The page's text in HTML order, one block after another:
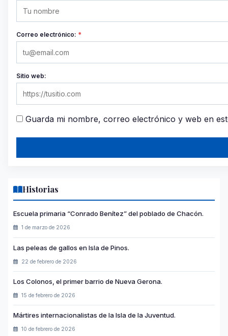
Correo electrónico: *
Sitio web:
Guarda mi nombre, correo electrónico y web en
Historias
Escuela primaria “Conrado Benítez” del poblado de Chacón.
1 de marzo de 2026
Las peleas de gallos en Isla de Pinos.
22 de febrero de 2026
Los Colonos, el primer barrio de Nueva Gerona.
15 de febrero de 2026
Mártires internacionalistas de la Isla de la Juventud.
10 de febrero de 2026